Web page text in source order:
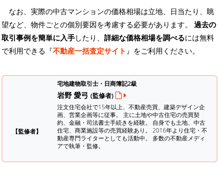
なお、実際の中古マンションの価格相場は立地、日当たり、眺
望など、物件ごとの個別要因を考慮する必要があります。 過去の
取引事例を簡単に入手したり、 詳細な価格相場を調べるには無料
で利用できる『不動産一括査定サイト 』をご利用ください。
【監修者】
宅地建物取引士・日商簿記2級
岩野 愛弓 (監修者)
注文住宅会社で15年以上、不動産売買、建築デザイン企
画、営業企画等に従事。 主に土地や中古住宅の売買契
約、金融・司法書士手続きを経験。 自身でも土地、中古
住宅、商業施設等の売買経験あり。 2016年より住宅・不
動産専門ライターとしても活動中。 多数の不動産メディ
アで執筆・監修。